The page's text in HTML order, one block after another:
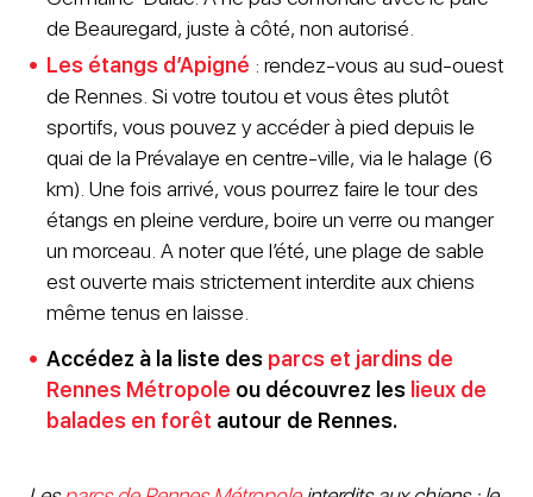
de Beauregard, juste à côté, non autorisé.
Les étangs d’Apigné : rendez-vous au sud-ouest
de Rennes. Si votre toutou et vous êtes plutôt
sportifs, vous pouvez y accéder à pied depuis le
quai de la Prévalaye en centre-ville, via le halage (6
km). Une fois arrivé, vous pourrez faire le tour des
étangs en pleine verdure, boire un verre ou manger
un morceau. A noter que l’été, une plage de sable
est ouverte mais strictement interdite aux chiens
même tenus en laisse.
Accédez à la liste des parcs et jardins de
Rennes Métropole ou découvrez les lieux de
balades en forêt autour de Rennes.